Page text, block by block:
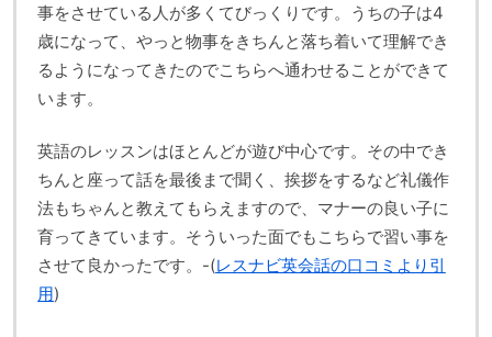
事をさせている人が多くてびっくりです。うちの子は4
歳になって、やっと物事をきちんと落ち着いて理解でき
るようになってきたのでこちらへ通わせることができて
います。
英語のレッスンはほとんどが遊び中心です。その中でき
ちんと座って話を最後まで聞く、挨拶をするなど礼儀作
法もちゃんと教えてもらえますので、マナーの良い子に
育ってきています。そういった面でもこちらで習い事を
させて良かったです。-(レスナビ英会話の口コミより引
用)